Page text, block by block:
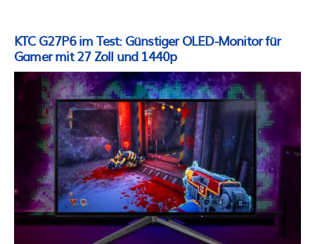
KTC G27P6 im Test: Günstiger OLED-Monitor für
Gamer mit 27 Zoll und 1440p